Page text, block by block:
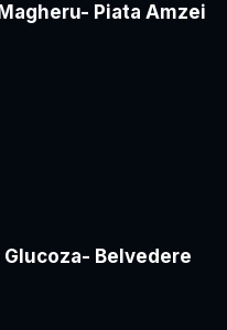
Piata Amzei
Belvedere